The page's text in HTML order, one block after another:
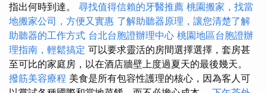
指出何時到達。 尋找值得信賴的牙醫推薦 桃園搬家，找當
地搬家公司，方便又實惠 了解助聽器原理，讓您清楚了解
助聽器的工作方式 台北台胞證辦理中心 桃園地區台胞證辦
理指南，輕鬆搞定 可以要求靈活的房間選擇選擇，套房甚
至可比的家庭房，以在酒店牆壁上度過夏天的最後幾天。
撥筋美容療程 美食是所有包容性護理的核心，因為客人可